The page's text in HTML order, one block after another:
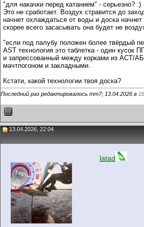
"для накачки перед катанием" - серьезно? :)
Это не сработает. Воздух стравится до
начнет охлаждаться от воды и доска
скорее всего засасывать она будет не
"если под палубу положен более твёрдый
AST технология это таблетка - один кусок
и запрессованный между корками из АСТ/
мачтпогоном и закладными.
Кстати, какой технологии твоя доска?
Последний раз редактировалось mm7; 13.04.2026 в
13.04.2026, 22:04
latad